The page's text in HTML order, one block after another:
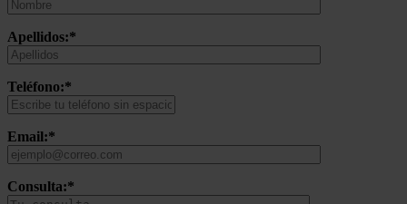
Apellidos:*
Teléfono:*
Email:*
Consulta:*